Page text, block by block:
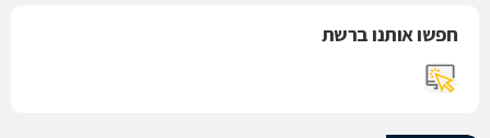
חפשו אותנו ברשת